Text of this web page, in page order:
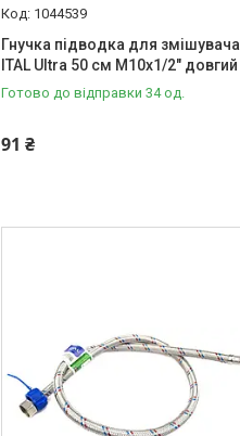
1044539
Гнучка підводка для змішувача
ITAL Ultra 50 см M10x1/2" довгий
Готово до відправки 34 од.
91 ₴